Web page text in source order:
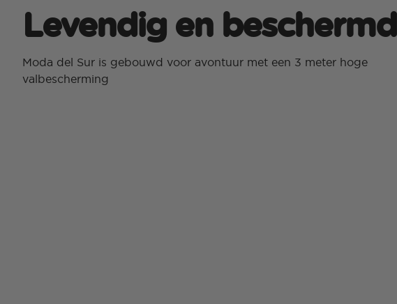
Levendig en beschermd
Moda del Sur is gebouwd voor avontuur met een 3 meter hoge
valbescherming